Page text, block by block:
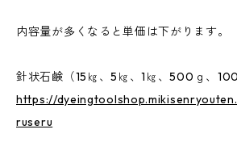
内容量が多くなると単価は下がります。
針状石鹸（15㎏、5㎏、1㎏、500ｇ、
https://
ruseru